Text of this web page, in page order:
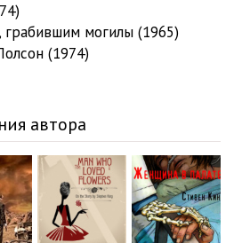
могилы (1965)
(1974)
автора